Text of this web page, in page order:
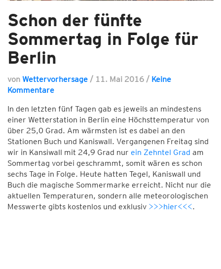
Schon der fünfte
Sommertag in Folge für
Berlin
von Wettervorhersage / 11. Mai 2016 / Keine
Kommentare
In den letzten fünf Tagen gab es jeweils an mindestens
einer Wetterstation in Berlin eine Höchsttemperatur von
über 25,0 Grad. Am wärmsten ist es dabei an den
Stationen Buch und Kaniswall. Vergangenen Freitag sind
wir in Kansiwall mit 24,9 Grad nur ein Zehntel Grad am
Sommertag vorbei geschrammt, somit wären es schon
sechs Tage in Folge. Heute hatten Tegel, Kaniswall und
Buch die magische Sommermarke erreicht. Nicht nur die
aktuellen Temperaturen, sondern alle meteorologischen
Messwerte gibts kostenlos und exklusiv >>>hier<<<.